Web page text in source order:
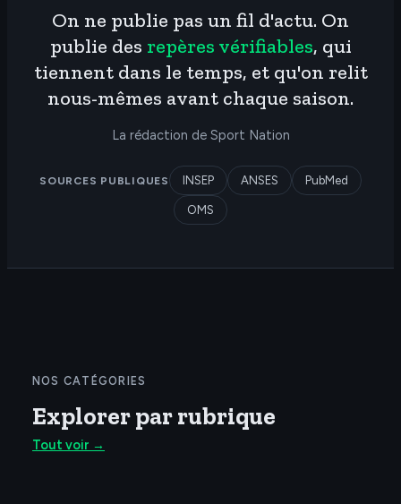
On ne publie pas un fil d'actu. On
publie des repères vérifiables, qui
tiennent dans le temps, et qu'on relit
nous-mêmes avant chaque saison.
La rédaction de Sport Nation
SOURCES PUBLIQUES INSEP ANSES PubMed
OMS
NOS CATÉGORIES
Explorer par rubrique
Tout voir →